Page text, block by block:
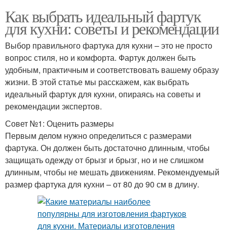
Как выбрать идеальный фартук
для кухни: советы и рекомендации
Выбор правильного фартука для кухни – это не просто
вопрос стиля, но и комфорта. Фартук должен быть
удобным, практичным и соответствовать вашему образу
жизни. В этой статье мы расскажем, как выбрать
идеальный фартук для кухни, опираясь на советы и
рекомендации экспертов.
Совет №1: Оценить размеры
Первым делом нужно определиться с размерами
фартука. Он должен быть достаточно длинным, чтобы
защищать одежду от брызг и брызг, но и не слишком
длинным, чтобы не мешать движениям. Рекомендуемый
размер фартука для кухни – от 80 до 90 см в длину.